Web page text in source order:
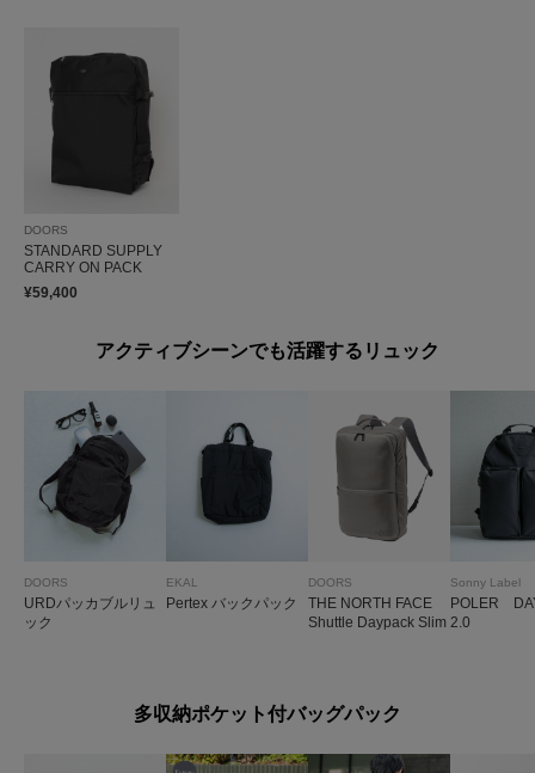
DOORS
STANDARD SUPPLY
CARRY ON PACK
¥59,400
アクティブシーンでも活躍するリュック
DOORS
URDパッカブルリュ
ック
EKAL
Pertex バックパック
DOORS
THE NORTH FACE
Shuttle Daypack Slim
Sonny Label
POLER
2.0
多収納ポケット付バッグパック